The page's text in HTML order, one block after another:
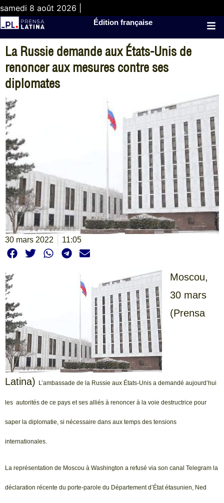
samedi 8 août 2026 |
Édition française
La Russie demande aux États-Unis de
renoncer aux mesures contre ses
diplomates
30 mars 2022 11:05
Moscou,
30 mars
(Prensa
Latina) L’ambassade de la Russie aux États-Unis a demandé aujourd’hui
les autorités de ce pays et ses alliés à renoncer à la voie destructrice pour
saper la diplomatie, si nécessaire dans aux temps des tensions
internationales.
La représentation de Moscou à Washington a refusé via son canal Telegram la
déclaration récente du porte-parole du Département d’État étasunien, Ned